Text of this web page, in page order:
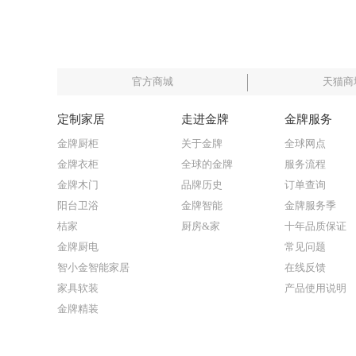
官方商城 天猫商
定制家居
金牌厨柜
金牌衣柜
金牌木门
阳台卫浴
桔家
金牌厨电
智小金智能家居
家具软装
金牌精装
走进金牌
关于金牌
全球的金牌
品牌历史
金牌智能
厨房&家
金牌服务
全球网点
服务流程
订单查询
金牌服务季
十年品质保证
常见问题
在线反馈
产品使用说明